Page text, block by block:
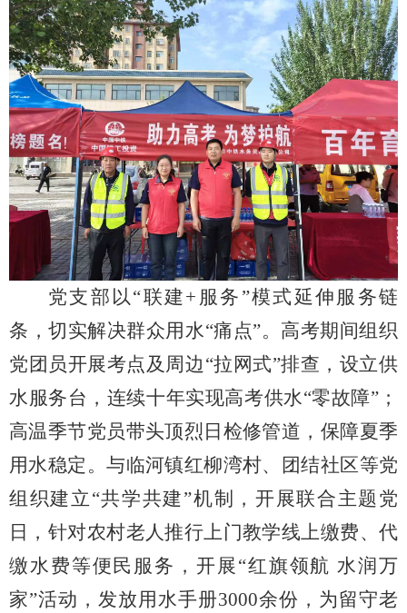
党支部以“联建+服务”模式延伸服务链
条，切实解决群众用水“痛点”。高考期间组织
党团员开展考点及周边“拉网式”排查，设立供
水服务台，连续十年实现高考供水“零故障”；
高温季节党员带头顶烈日检修管道，保障夏季
用水稳定。与临河镇红柳湾村、团结社区等党
组织建立“共学共建”机制，开展联合主题党
日，针对农村老人推行上门教学线上缴费、代
缴水费等便民服务，开展“红旗领航 水润万
家”活动，发放用水手册3000余份，为留守老